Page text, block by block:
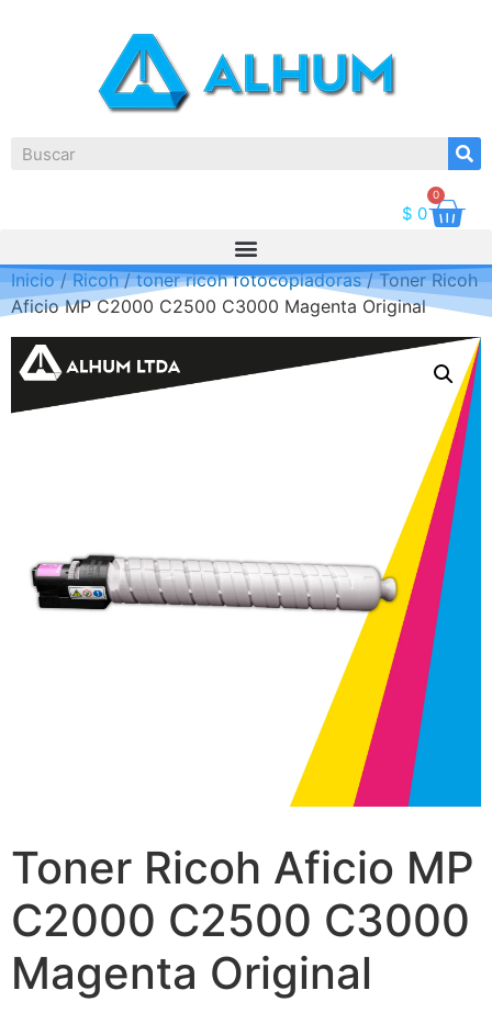
$ 0
0
Inicio/Ricoh/toner ricoh fotocopiadoras/ Toner Ricoh
Aficio MP C2000 C2500 C3000 Magenta Original
Toner Ricoh Aficio MP
C2000 C2500 C3000
Magenta Original